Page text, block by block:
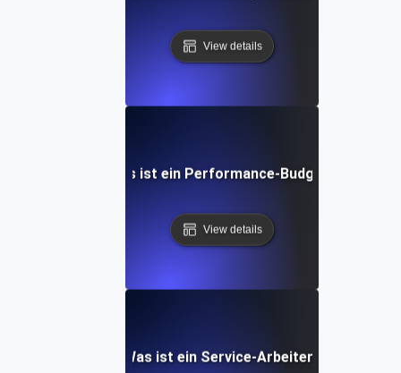
View details
Was ist ein Performance-Budget?
View details
Was ist ein Service-Arbeiter?